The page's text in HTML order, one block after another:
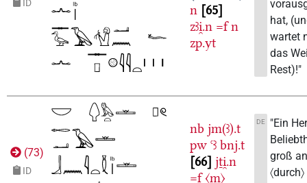
ID
n 65
zꜣi̯.n =f n
zp.yt
hat,
wartet
das
Rest)!"
(73)
ID
nb jm(ꜣ).t
pw ꜥꜣ bnj.t
66 jṯi̯.n
=f 〈m〉
DE
"Ein
groß